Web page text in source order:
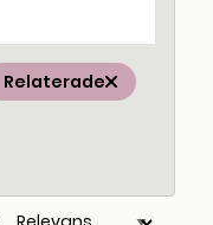
Relaterade